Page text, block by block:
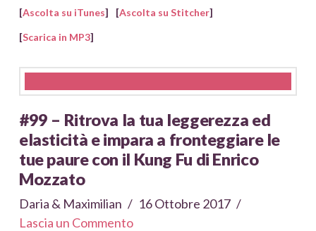
[Ascolta su iTunes] [Ascolta su Stitcher]
[Scarica in MP3]
#99 – Ritrova la tua leggerezza ed
elasticità e impara a fronteggiare le
tue paure con il Kung Fu di Enrico
Mozzato
Daria & Maximilian
16 Ottobre 2017
Lascia un Commento